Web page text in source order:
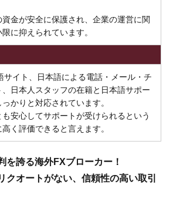
金が安全に保護され、企業の運営に関
に抑えられています。
サイト、日本語による電話・メール・チ
日本人スタッフの在籍と日本語サポー
かりと対応されています。
安心してサポートが受けられるという
く評価できると言えます。
を誇る海外FXブローカー！
クオートがない、信頼性の高い取引